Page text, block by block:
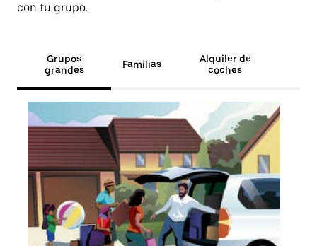
con tu grupo.
Grupos
grandes
Familias
Alquiler de
coches